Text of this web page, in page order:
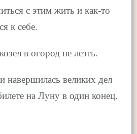
с этим жить и как-то
к себе.
в огород не лезть.
навершилась великих дел
на Луну в один конец.